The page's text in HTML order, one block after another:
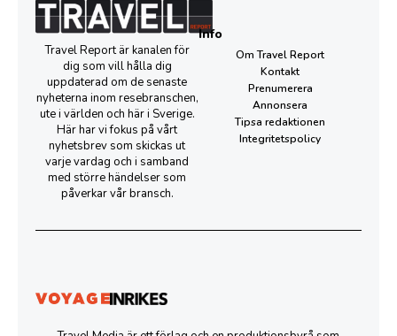
Travel Report är kanalen för
dig som vill hålla dig
uppdaterad om de senaste
nyheterna inom resebranschen,
ute i världen och här i Sverige.
Här har vi fokus på vårt
nyhetsbrev som skickas ut
varje vardag och i samband
med större händelser som
påverkar vår bransch.
Info
Om Travel Report
Kontakt
Prenumerera
Annonsera
Tipsa redaktionen
Integritetspolicy